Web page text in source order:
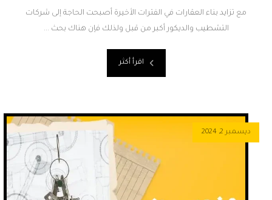
مع تزايد بناء العقارات في الفترات الأخيرة أصبحت الحاجة إلى شركات
التشطيب والديكور أكبر من قبل ولذلك فإن هناك بحث ...
اقرأ أكثر
ديسمبر 2, 2024